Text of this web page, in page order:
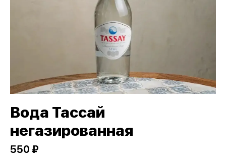
Вода Тассай
негазированная
550 ₽